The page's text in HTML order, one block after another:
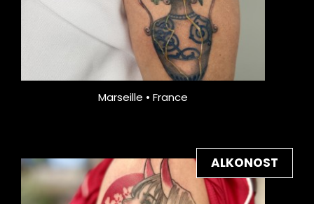
Marseille • France
ALKONOST